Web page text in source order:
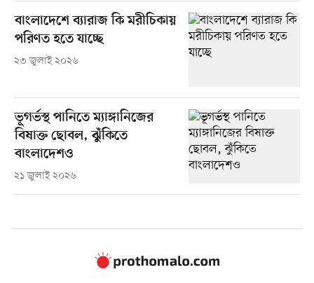
বাংলাদেশে ব্যারাজ কি মরীচিকায়
পরিণত হতে যাচ্ছে
২৩ জুলাই ২০২৬
ভূগর্ভস্থ পানিতে ম্যাঙ্গানিজের
বিষাক্ত ছোবল, ঝুঁকিতে
বাংলাদেশও
২১ জুলাই ২০২৬